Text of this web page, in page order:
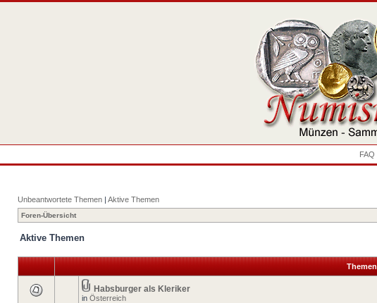
FAQ
Unbeantwortete Themen | Aktive Themen
Foren-Übersicht
Aktive Themen
Themen
Habsburger als Kleriker
in Österreich